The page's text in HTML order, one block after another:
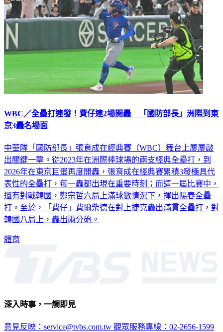
WBC／全壘打連發！費仔連2場開轟 「國防部長」洲際到東
京3轟名場面
中華隊「國防部長」張育成在經典賽（WBC）舞台上屢屢敲
出關鍵一擊。從2023年在洲際棒球場的兩支經典全壘打，到
2026年在東京巨蛋再度開轟，張育成在經典賽累積3發極具代
表性的全壘打，每一轟都出現在重要時刻；而這一屆比賽中，
還有對戰韓國，鄭宗哲六局上滿球數情況下，揮出陽春全壘
打。至於，「費仔」費爾柴德在對上捷克轟出滿貫全壘打，對
韓國八局上，轟出兩分砲。
體育
深入時事，一觸即見
意見反映：service@tvbs.com.tw 觀眾服務專線：02-2656-1599